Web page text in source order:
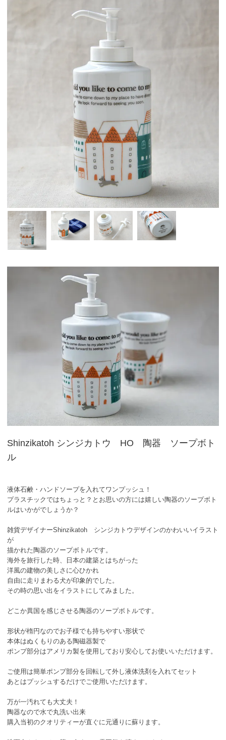
Shinzikatoh シンジカトウ HO 陶器 ソープボト
ル
液体石鹸・ハンドソープを入れてワンプッシュ！
プラスチックではちょっと？とお思いの方には嬉しい陶器のソープボト
ルはいかがでしょうか？
雑貨デザイナーShinzikatoh シンジカトウデザインのかわいいイラスト
が
描かれた陶器のソープボトルです。
海外を旅行した時、日本の建築とはちがった
洋風の建物の美しさに心ひかれ
自由に走りまわる犬が印象的でした。
その時の思い出をイラストにしてみました。
どこか異国を感じさせる陶器のソープボトルです。
形状が楕円なのでお子様でも持ちやすい形状で
本体はぬくもりのある陶磁器製で
ポンプ部分はアメリカ製を使用しており安心してお使いいただけます。
ご使用は簡単ポンプ部分を回転して外し液体洗剤を入れてセット
あとはプッシュするだけでご使用いただけます。
万が一汚れても大丈夫！
陶器なので水で丸洗い出来
購入当初のクオリティーが直ぐに元通りに蘇ります。